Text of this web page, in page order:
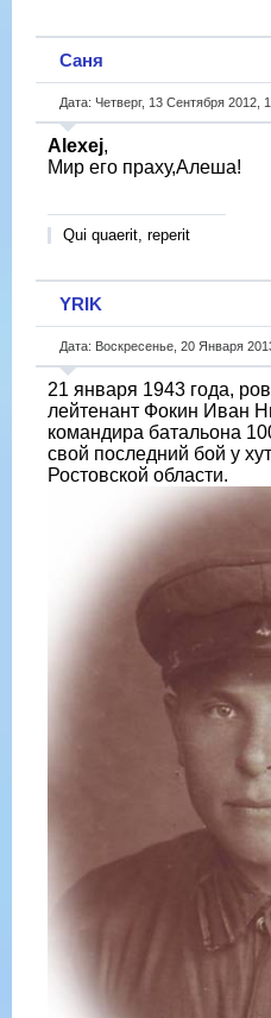
Саня
Дата: Четверг, 13 Сентября 2012,
Alexej,
Мир его праху,Алеша!
Qui quaerit, reperit
YRIK
Дата: Воскресенье, 20 Января
21 января 1943 года,
лейтенант Фокин Иван
командира батальона
свой последний бой у
Ростовской области.